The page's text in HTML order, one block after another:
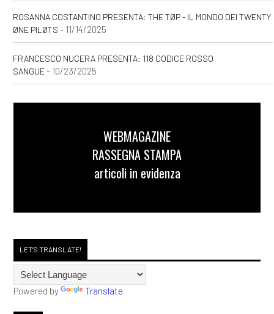
ROSANNA COSTANTINO PRESENTA: THE TØP - IL MONDO DEI TWENTY
ØNE PILØTS - 11/14/2025
FRANCESCO NUCERA PRESENTA: 118 CODICE ROSSO
SANGUE- 10/23/2025
WEBMAGAZINE
RASSEGNA STAMPA
articoli in evidenza
LET'S TRANSLATE!
Powered by Translate